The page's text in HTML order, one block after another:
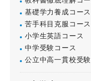
基礎学力養成コース
苦手科目克服コース
小学生英語コース
中学受験コース
公立中高一貫校受